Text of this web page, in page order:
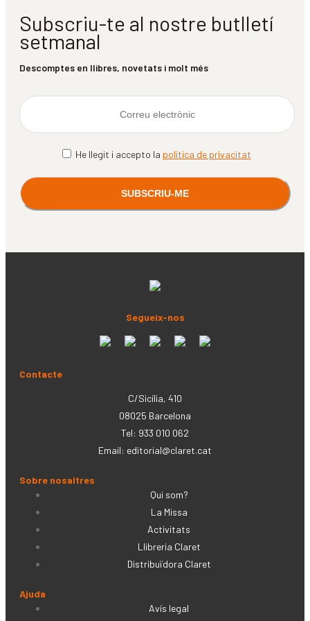
Subscriu-te al nostre butlletí
setmanal
Descomptes en llibres, novetats i molt més
He llegit i accepto la política de privacitat
Segueix-nos
Contacte
C/Sicília, 410
08025 Barcelona
Tel: 933 010 062
Email: editorial@claret.cat
Sobre nosaltres
Qui som?
La Missa
Activitats
Llibreria Claret
Distribuïdora Claret
Ajuda
Avís legal